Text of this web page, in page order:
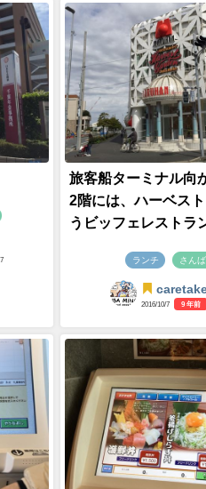
旅客船ターミナル向
2階には、ハーベス
うビッフェレストラ
ランチ さん
2016/10/7 9 年前